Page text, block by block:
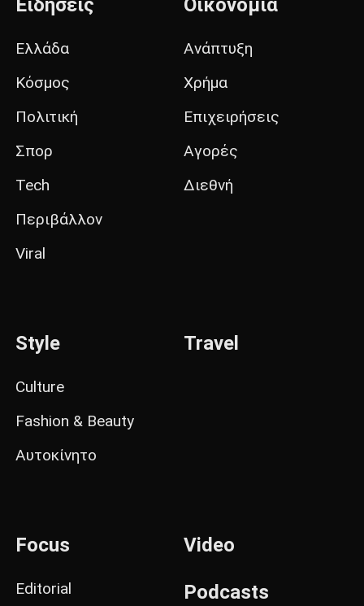
Ειδήσεις
Ελλάδα
Κόσμος
Πολιτική
Σπορ
Tech
Περιβάλλον
Viral
Οικονομία
Ανάπτυξη
Χρήμα
Επιχειρήσεις
Αγορές
Διεθνή
Style
Culture
Fashion & Beauty
Αυτοκίνητο
Travel
Focus
Editorial
Video
Podcasts